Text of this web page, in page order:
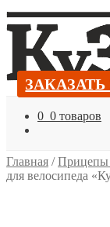
Перейти
к
навигации
Перейти
к
содержимому
0 0 товаров
Главная /Прицепы
для велосипеда